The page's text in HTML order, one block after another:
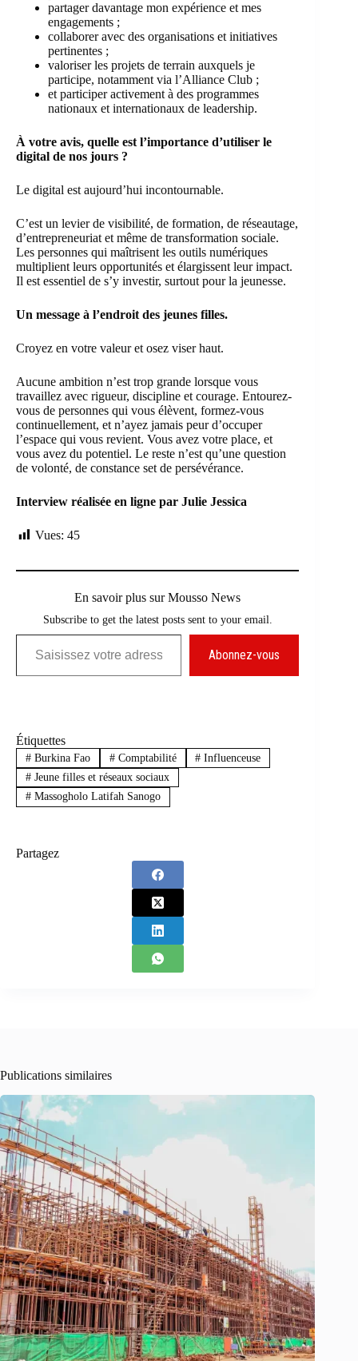
partager davantage mon expérience et mes
engagements ;
collaborer avec des organisations et initiatives
pertinentes ;
valoriser les projets de terrain auxquels je
participe, notamment via l’Alliance Club ;
et participer activement à des programmes
nationaux et internationaux de leadership.
À votre avis, quelle est l’importance d’utiliser le
digital de nos jours ?
Le digital est aujourd’hui incontournable.
C’est un levier de visibilité, de formation, de réseautage,
d’entrepreneuriat et même de transformation sociale.
Les personnes qui maîtrisent les outils numériques
multiplient leurs opportunités et élargissent leur impact.
Il est essentiel de s’y investir, surtout pour la jeunesse.
Un message à l’endroit des jeunes filles.
Croyez en votre valeur et osez viser haut.
Aucune ambition n’est trop grande lorsque vous
travaillez avec rigueur, discipline et courage. Entourez-
vous de personnes qui vous élèvent, formez-vous
continuellement, et n’ayez jamais peur d’occuper
l’espace qui vous revient. Vous avez votre place, et
vous avez du potentiel. Le reste n’est qu’une question
de volonté, de constance set de persévérance.
Interview réalisée en ligne par Julie Jessica
Vues: 45
En savoir plus sur Mousso News
Subscribe to get the latest posts sent to your email.
Saisissez votre adresse e-mail…
Abonnez-vous
Étiquettes
#Burkina Fao #Comptabilité # Influenceuse
#Jeune filles et réseaux sociaux
#Massogholo Latifah Sanogo
Partagez
Publications similaires